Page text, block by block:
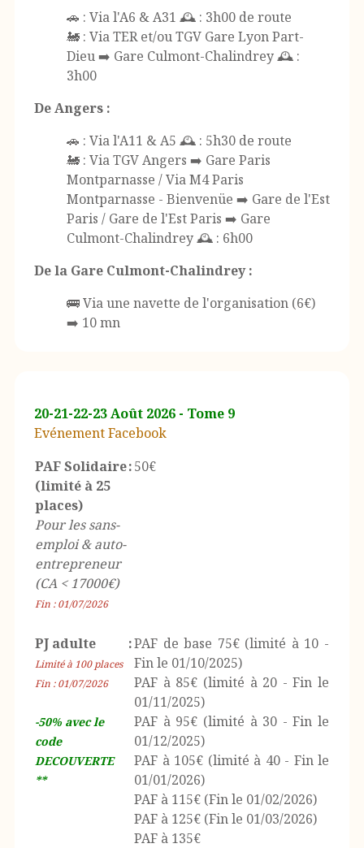
🚗 : Via l'A6 & A31 🕰️ : 3h00 de route
🚂 : Via TER et/ou TGV Gare Lyon Part-
Dieu ➡️ Gare Culmont-Chalindrey 🕰️ :
3h00
De Angers :
🚗 : Via l'A11 & A5 🕰️ : 5h30 de route
🚂 : Via TGV Angers ➡️ Gare Paris
Montparnasse / Via M4 Paris
Montparnasse - Bienvenüe ➡️ Gare de l'Est
Paris / Gare de l'Est Paris ➡️ Gare
Culmont-Chalindrey 🕰️ : 6h00
De la Gare Culmont-Chalindrey :
🚌 Via une navette de l'organisation (6€)
➡️ 10 mn
20-21-22-23 Août 2026 - Tome 9
Evénement Facebook
PAF Solidaire
(limité à 25
places)
Pour les sans-
emploi & auto-
entrepreneur
(CA < 17000€)
Fin : 01/07/2026
:50€
PJ adulte
Limité à 100 places
Fin : 01/07/2026
-50% avec le
code
DECOUVERTE
**
:PAF de base 75€ (limité à 10 -
Fin le 01/10/2025)
PAF à 85€ (limité à 20 - Fin le
01/11/2025)
PAF à 95€ (limité à 30 - Fin le
01/12/2025)
PAF à 105€ (limité à 40 - Fin le
01/01/2026)
PAF à 115€ (Fin le 01/02/2026)
PAF à 125€ (Fin le 01/03/2026)
PAF à 135€